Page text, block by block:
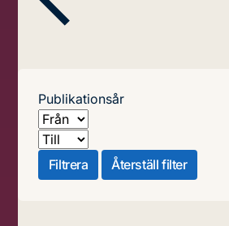
Publikationsår
Från
Till
Filtrera
Återställ filter